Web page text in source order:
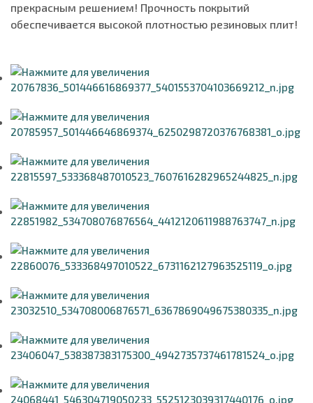
прекрасным решением! Прочность покрытий
обеспечивается высокой плотностью резиновых плит!